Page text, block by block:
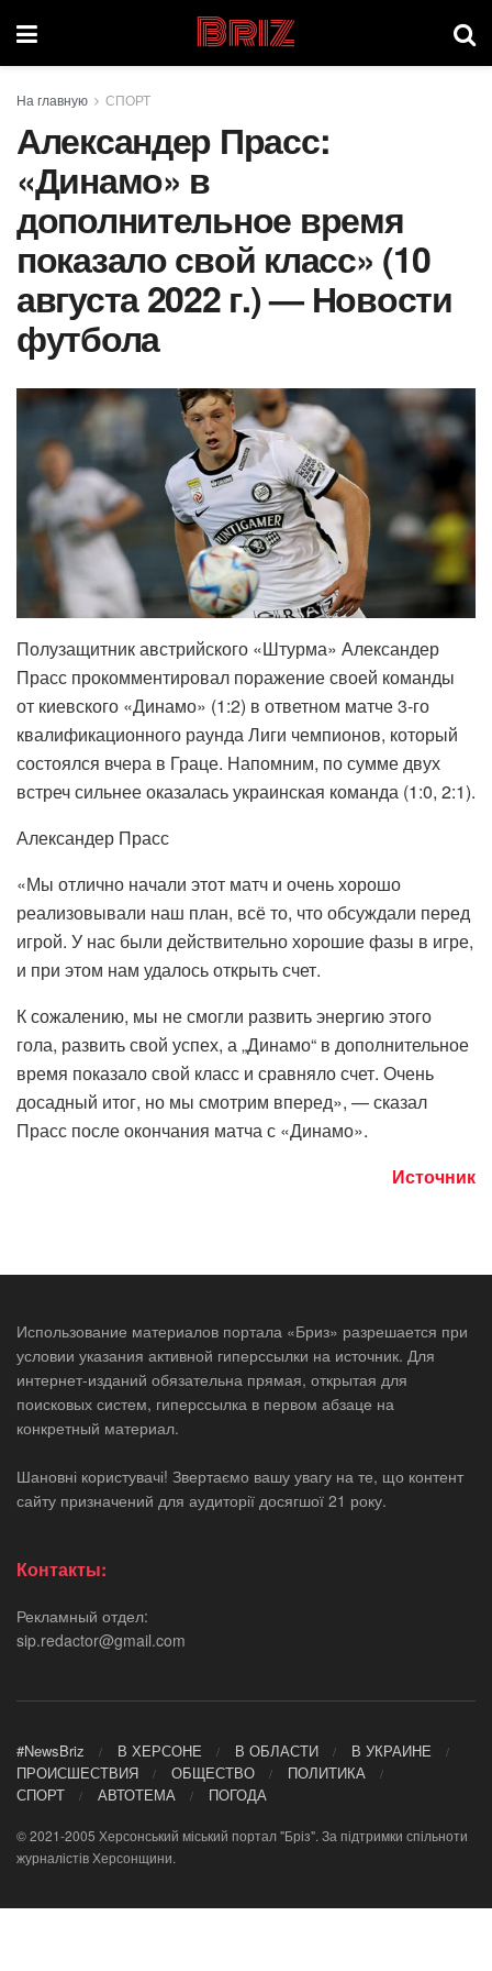
Briz
На главную СПОРТ
Александер Прасс:
«Динамо» в
дополнительное время
показало свой класс» (10
августа 2022 г.) — Новости
футбола
Полузащитник австрийского «Штурма» Александер
Прасс прокомментировал поражение своей команды
от киевского «Динамо» (1:2) в ответном матче 3-го
квалификационного раунда Лиги чемпионов, который
состоялся вчера в Граце. Напомним, по сумме двух
встреч сильнее оказалась украинская команда (1:0, 2:1).
Александер Прасс
«Мы отлично начали этот матч и очень хорошо
реализовывали наш план, всё то, что обсуждали перед
игрой. У нас были действительно хорошие фазы в игре,
и при этом нам удалось открыть счет.
К сожалению, мы не смогли развить энергию этого
гола, развить свой успех, а „Динамо“ в дополнительное
время показало свой класс и сравняло счет. Очень
досадный итог, но мы смотрим вперед», — сказал
Прасс после окончания матча с «Динамо».
Источник
Использование материалов портала «Бриз» разрешается при
условии указания активной гиперссылки на источник. Для
интернет-изданий обязательна прямая, открытая для
поисковых систем, гиперссылка в первом абзаце на
конкретный материал.
Шановні користувачі! Звертаємо вашу увагу на те, що контент
сайту призначений для аудиторії досягшої 21 року.
Контакты:
Рекламный отдел:
sip.redactor@gmail.com
#NewsBriz В ХЕРСОНЕ В ОБЛАСТИ
В УКРАИНЕ
ПРОИСШЕСТВИЯ
ОБЩЕСТВО
ПОЛИТИКА
СПОРТ
АВТОТЕМА ПОГОДА
© 2021-2005 Херсонський міський портал "Бріз". За підтримки спільноти
журналістів Херсонщини.